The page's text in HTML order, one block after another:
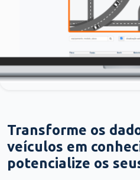
Transforme os
veículos em
potencialize os